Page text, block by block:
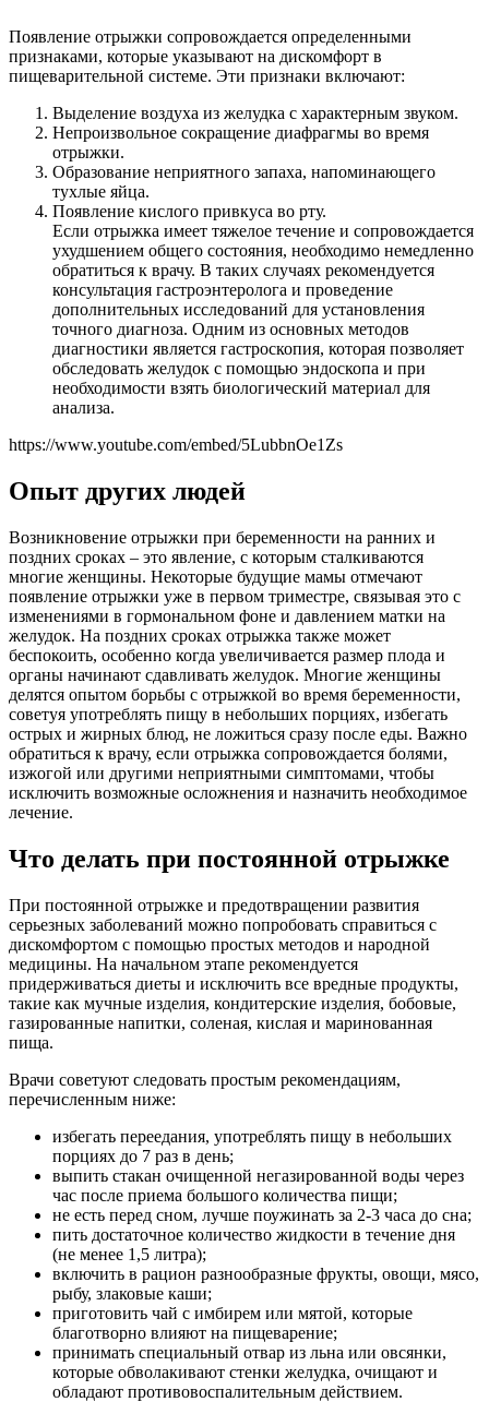
Появление отрыжки сопровождается определенными
признаками, которые указывают на дискомфорт в
пищеварительной системе. Эти признаки включают:
Выделение воздуха из желудка с характерным звуком.
Непроизвольное сокращение диафрагмы во время
отрыжки.
Образование неприятного запаха, напоминающего
тухлые яйца.
Появление кислого привкуса во рту.
Если отрыжка имеет тяжелое течение и сопровождается
ухудшением общего состояния, необходимо немедленно
обратиться к врачу. В таких случаях рекомендуется
консультация гастроэнтеролога и проведение
дополнительных исследований для установления
точного диагноза. Одним из основных методов
диагностики является гастроскопия, которая позволяет
обследовать желудок с помощью эндоскопа и при
необходимости взять биологический материал для
анализа.
https://www.youtube.com/embed/5LubbnOe1Zs
Опыт других людей
Возникновение отрыжки при беременности на ранних и
поздних сроках – это явление, с которым сталкиваются
многие женщины. Некоторые будущие мамы отмечают
появление отрыжки уже в первом триместре, связывая это с
изменениями в гормональном фоне и давлением матки на
желудок. На поздних сроках отрыжка также может
беспокоить, особенно когда увеличивается размер плода и
органы начинают сдавливать желудок. Многие женщины
делятся опытом борьбы с отрыжкой во время беременности,
советуя употреблять пищу в небольших порциях, избегать
острых и жирных блюд, не ложиться сразу после еды. Важно
обратиться к врачу, если отрыжка сопровождается болями,
изжогой или другими неприятными симптомами, чтобы
исключить возможные осложнения и назначить необходимое
лечение.
Что делать при постоянной отрыжке
При постоянной отрыжке и предотвращении развития
серьезных заболеваний можно попробовать справиться с
дискомфортом с помощью простых методов и народной
медицины. На начальном этапе рекомендуется
придерживаться диеты и исключить все вредные продукты,
такие как мучные изделия, кондитерские изделия, бобовые,
газированные напитки, соленая, кислая и маринованная
пища.
Врачи советуют следовать простым рекомендациям,
перечисленным ниже:
избегать переедания, употреблять пищу в небольших
порциях до 7 раз в день;
выпить стакан очищенной негазированной воды через
час после приема большого количества пищи;
не есть перед сном, лучше поужинать за 2-3 часа до сна;
пить достаточное количество жидкости в течение дня
(не менее 1,5 литра);
включить в рацион разнообразные фрукты, овощи, мясо,
рыбу, злаковые каши;
приготовить чай с имбирем или мятой, которые
благотворно влияют на пищеварение;
принимать специальный отвар из льна или овсянки,
которые обволакивают стенки желудка, очищают и
обладают противовоспалительным действием.